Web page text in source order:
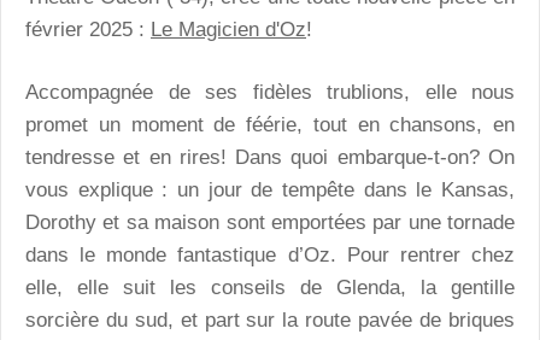
février 2025 : Le Magicien d'Oz!
Accompagnée de ses fidèles trublions, elle nous
promet un moment de féérie, tout en chansons, en
tendresse et en rires! Dans quoi embarque-t-on? On
vous explique : un jour de tempête dans le Kansas,
Dorothy et sa maison sont emportées par une tornade
dans le monde fantastique d’Oz. Pour rentrer chez
elle, elle suit les conseils de Glenda, la gentille
sorcière du sud, et part sur la route pavée de briques